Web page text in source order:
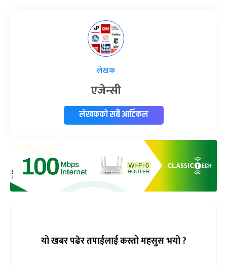
लेखक
एजेन्सी
लेखकको सबै आर्टिकल
यो खबर पढेर तपाईलाई कस्तो महसुस भयो ?